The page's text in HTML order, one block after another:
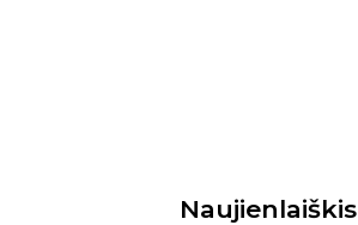
Naujienlaiškis